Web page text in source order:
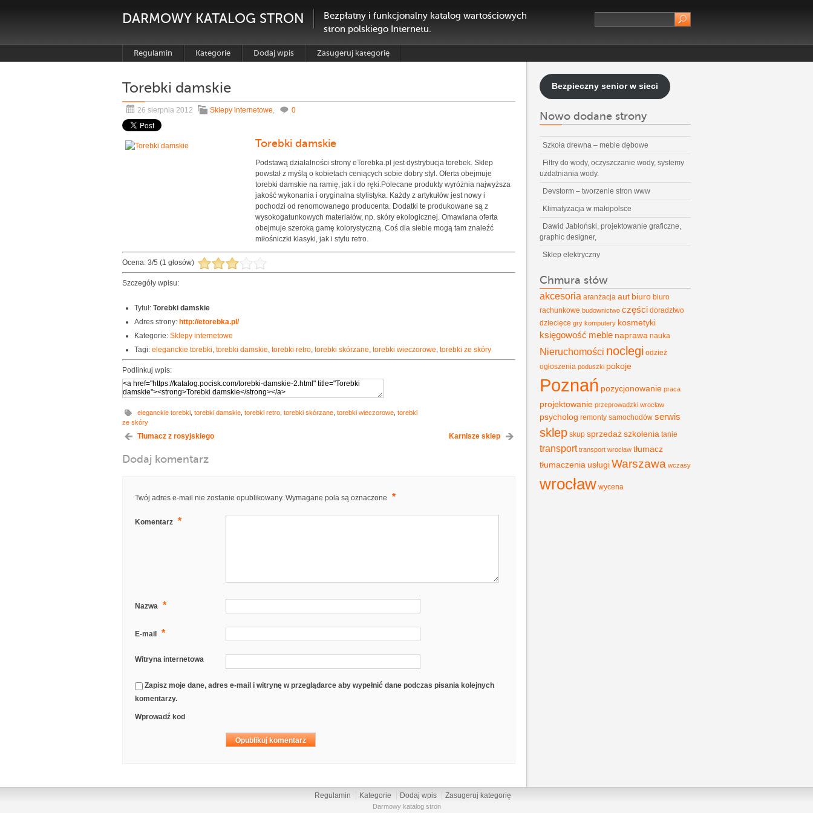
DARMOWY KATALOG STRON
Bezpłatny i funkcjonalny katalog wartościowych
stron polskiego Internetu.
Regulamin Kategorie Dodaj wpis Zasugeruj kategorię
Torebki damskie
26 sierpnia 2012 Sklepy internetowe, 0
Torebki damskie
Podstawą działalności strony eTorebka.pl jest dystrybucja torebek. Sklep
powstał z myślą o kobietach ceniących sobie dobry styl. Oferta obejmuje
torebki damskie na ramię, jak i do ręki.Polecane produkty wyróżnia najwyższa
jakość wykonania i oryginalna stylistyka. Każdy z artykułów jest nowy i
pochodzi od renomowanego producenta. Dodatki te produkowane są z
wysokogatunkowych materiałów, np. skóry ekologicznej. Omawiana oferta
obejmuje szeroką gamę kolorystyczną. Coś dla siebie mogą tam znaleźć
miłośniczki klasyki, jak i stylu retro.
Ocena: 3/5 (1 głosów)
Szczegóły wpisu:
Tytuł: Torebki damskie
Adres strony: http://etorebka.pl/
Kategorie: Sklepy internetowe
Tagi: eleganckie torebki, torebki damskie, torebki retro, torebki skórzane, torebki wieczorowe, torebki ze skóry
Podlinkuj wpis:
eleganckie torebki torebki damskie torebki retro torebki skórzane torebki wieczorowe torebki
ze skóry
Tłumacz z rosyjskiego Karnisze sklep
Dodaj komentarz
Twój adres e-mail nie zostanie opublikowany. Wymagane pola są oznaczone *
Komentarz *
Nazwa *
E-mail *
Witryna internetowa
Zapisz moje dane, adres e-mail i witrynę w przeglądarce aby wypełnić dane podczas pisania kolejnych
komentarzy.
Wprowadź kod
Bezpieczny senior w sieci
Nowo dodane strony
Szkoła drewna – meble dębowe
Filtry do wody, oczyszczanie wody, systemy
uzdatniania wody.
Devstorm – tworzenie stron www
Klimatyzacja w małopolsce
Dawid Jabłoński, projektowanie graficzne,
graphic designer,
Sklep elektryczny
Chmura słów
akcesoria aranżacja aut biuro biuro
rachunkowe budownictwo części doradztwo
dziecięce gry komputery kosmetyki
księgowość meble naprawa nauka
Nieruchomości noclegi odzież
ogłoszenia poduszki pokoje
Poznań pozycjonowanie praca
projektowanie przeprowadzki wrocław
psycholog remonty samochodów serwis
sklep skup sprzedaższkolenia tanie
transport transport wrocław tłumacz
tłumaczenia usługiWarszawa wczasy
wrocław wycena
Regulamin Kategorie Dodaj wpis Zasugeruj kategorię
Darmowy katalog stron